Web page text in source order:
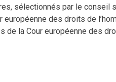
sélectionnés par le conseil
des droits de
de la Cour européenne des